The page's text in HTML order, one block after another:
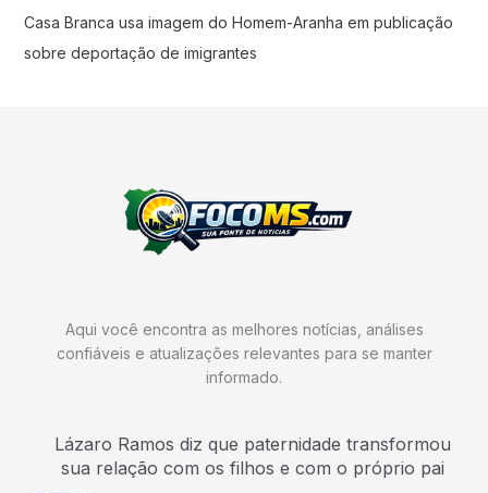
Casa Branca usa imagem do Homem-Aranha em publicação
sobre deportação de imigrantes
Aqui você encontra as melhores notícias, análises
confiáveis e atualizações relevantes para se manter
informado.
Lázaro Ramos diz que paternidade transformou
sua relação com os filhos e com o próprio pai